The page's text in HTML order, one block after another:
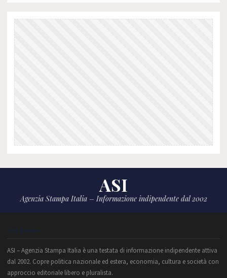
ASI
Agenzia Stampa Italia – Informazione indipendente dal 2002
CHI SIAMO
ASI – Agenzia Stampa Italia è una testata di informazione indipendente attiva
dal 2002. Copre politica nazionale ed estera, economia, cultura e società con
approccio editoriale libero e pluralista.